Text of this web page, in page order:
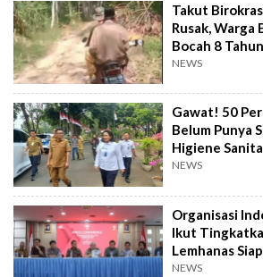
Takut
Rusak, Warga
Bocah 8
NEWS
Gawat! 50
Belum Punya
Higiene
NEWS
Organisasi
Ikut
Lemhanas
Hingga S3
NEWS